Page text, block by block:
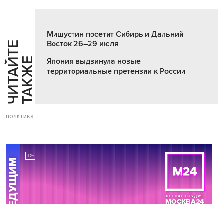
Ч
И
Т
АЙ
Т
Е
Т
А
К
ЖЕ
Мишустин посетит Сибирь и Дальний
Восток 26–29 июля
Япония выдвинула новые
территориальные претензии к России
политика